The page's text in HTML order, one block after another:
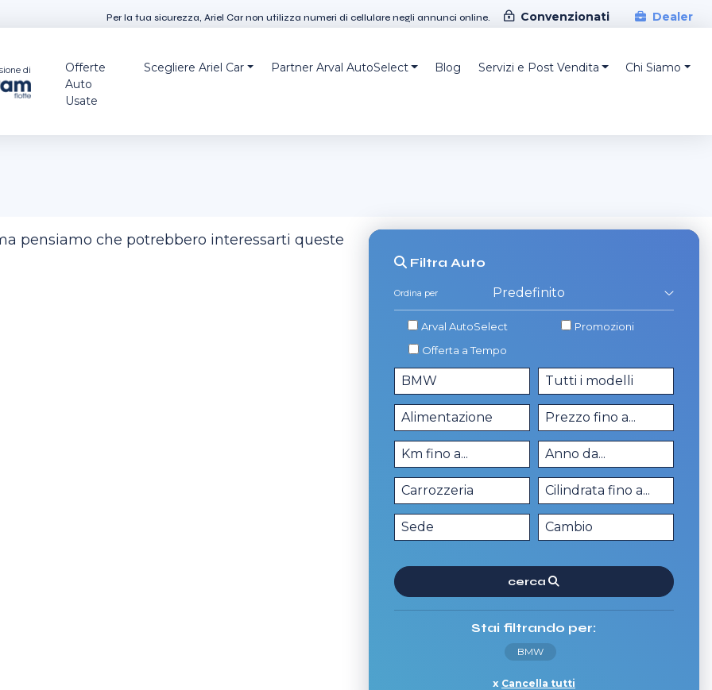
Per la tua sicurezza, Ariel Car non utilizza numeri di cellulare negli annunci online. Convenzionati Dealer
di
Offerte
Auto
Usate
Scegliere Ariel Car Partner Arval AutoSelect Blog Servizi e Post Vendita Chi Siamo
pensiamo che potrebbero interessarti queste
Filtra Auto
Ordina per
Arval AutoSelect
Promozioni
Offerta a Tempo
cerca
Stai filtrando per:
BMW
Cancella tutti